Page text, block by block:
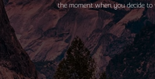
the moment when you decide to